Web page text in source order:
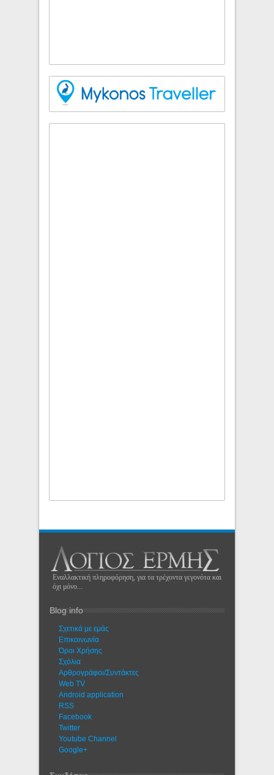
Εναλλακτική πληροφόρηση, για τα τρέχοντα γεγονότα και
όχι μόνο...
Blog info
Σχετικά με εμάς
Eπικοινωνία
Όροι Χρήσης
Σχόλια
Αρθρογράφοι/Συντάκτες
Web TV
Android application
RSS
Facebook
Twitter
Youtube Channel
Google+